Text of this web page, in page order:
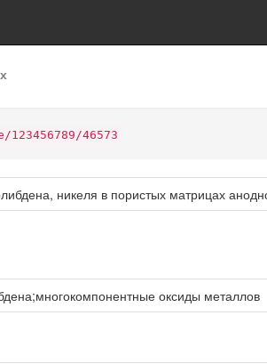
46573
никеля в пористых матрицах
оксиды металлов